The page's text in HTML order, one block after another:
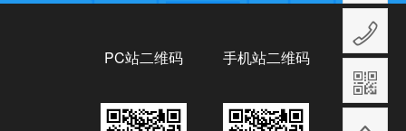
PC站二维码 手机站二维码